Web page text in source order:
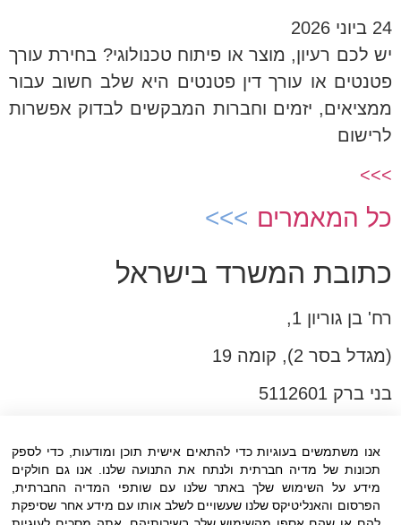
24 ביוני 2026
יש לכם רעיון, מוצר או פיתוח טכנולוגי? בחירת עורך
פטנטים או עורך דין פטנטים היא שלב חשוב עבור
ממציאים, יזמים וחברות המבקשים לבדוק אפשרות
לרישום
>>>
כל המאמרים
כתובת המשרד בישראל
רח' בן גוריון 1,
(מגדל בסר 2), קומה 19
בני ברק 5112601
פקס:03-6005531
דוא"ל:office@dwo.co.il
אנו משתמשים בעוגיות כדי להתאים אישית תוכן ומודעות, כדי לספק
תכונות של מדיה חברתית ולנתח את התנועה שלנו. אנו גם חולקים
מידע על השימוש שלך באתר שלנו עם שותפי המדיה החברתית,
הפרסום והאנליטיקס שלנו שעשויים לשלב אותו עם מידע אחר שסיפקת